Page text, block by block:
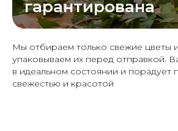
гарантирована
Мы отбираем только свежие цветы
упаковываем их перед отправкой.
в идеальном состоянии и порадует
свежестью и красотой